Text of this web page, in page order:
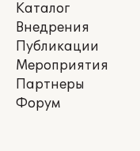
Каталог
Внедрения
Публикации
Мероприятия
Партнеры
Форум